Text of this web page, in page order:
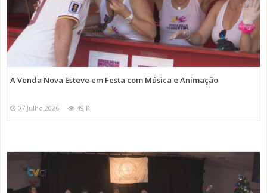
A Venda Nova Esteve em Festa com Música e Animação
07 Julho 2026 49 K